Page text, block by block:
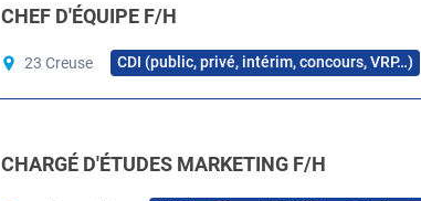
CHEF D'ÉQUIPE F/H
23 Creuse CDI (public, privé, intérim, concours, VRP…)
CHARGÉ D'ÉTUDES MARKETING F/H